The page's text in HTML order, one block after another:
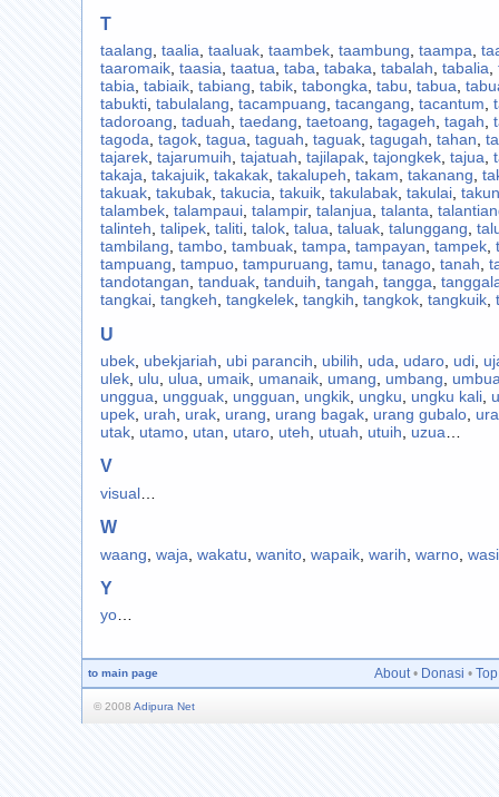
T
taalang, taalia, taaluak, taambek, taambung, taampa,
taaromaik, taasia, taatua, taba, tabaka, tabalah, tabalia,
tabia, tabiaik, tabiang, tabik, tabongka, tabu, tabua,
tabukti, tabulalang, tacampuang, tacangang, tacantum,
tadoroang, taduah, taedang, taetoang, tagageh, tagah,
tagoda, tagok, tagua, taguah, taguak, tagugah, tahan,
tajarek, tajarumuih, tajatuah, tajilapak, tajongkek, tajua,
takaja, takajuik, takakak, takalupeh, takam, takanang,
takuak, takubak, takucia, takuik, takulabak, takulai, takun
talambek, talampaui, talampir, talanjua, talanta,
talinteh, talipek, taliti, talok, talua, taluak, talunggang,
tambilang, tambo, tambuak, tampa, tampayan, tampek,
tampuang, tampuo, tampuruang, tamu, tanago, tanah,
tandotangan, tanduak, tanduih, tangah, tangga,
tangkai, tangkeh, tangkelek, tangkih, tangkok, tangkuik,
U
ubek, ubekjariah ubi parancih ubilih uda udaro, udi,
ulek, ulu ulua umaik, umanaik, umang umbang
unggua
ungguak, ungguan ungkik, ungku ungku kali,
upek, urah urak, urang urang bagak, urang gubalo,
utak, utamo, utan utaro, uteh utuah utuih uzua
V
visual…
W
waang waja wakatu wanito, wapaik, warih warno,
Y
yo…
to main page About • Donasi •
© 2008 Adipura Net